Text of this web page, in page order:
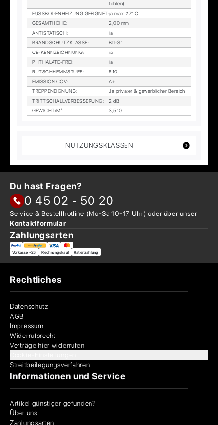
foh­len)
FUSS­BO­DEN­HEI­ZUNG GE­EIG­NET:ja max. 27° C
GE­SAMT­HÖ­HE:
2,00 mm
AN­TI­STA­TISCH:
ja
BRAND­SCHUTZ­KLAS­SE:
Bfl-S1
CE-KENN­ZEICH­NUNG:
ja
PHTHA­LA­TE-FREI:
ja
RUTSCH­HEMM­STU­FE:
R10
EMIS­SI­ON COV:
A+
TREP­PEN­EIG­NUNG:
Ja pri­va­ter & ge­werb­li­cher Be­reich
TRITT­SCHALL­VER­BES­SE­RUNG:
2 dB
GE­WICHT/M²: 3,510
NUTZUNGSKLASSEN
Du hast Fragen?
0 45 02 - 50 20
Service & Bestellhotline (Mo-Sa 10-17 Uhr) oder überunser
Kontaktformular
Zahlungsarten
Vorkasse -2% Rechnungskauf Ratenzahlung
Rechtliches
Datenschutz
AGB
Impressum
Widerrufsrecht
Verträge hier widerrufen
Streitbeilegungsverfahren
Informationen und Service
Artikel günstiger gefunden?
Über uns
Zahlungsarten